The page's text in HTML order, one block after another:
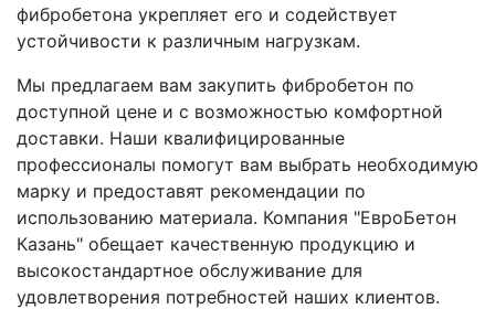
фибробетона укрепляет его и содействует
устойчивости к различным нагрузкам.
Мы предлагаем вам закупить фибробетон по
доступной цене и с возможностью комфортной
доставки. Наши квалифицированные
профессионалы помогут вам выбрать необходимую
марку и предоставят рекомендации по
использованию материала. Компания "ЕвроБетон
Казань" обещает качественную продукцию и
высокостандартное обслуживание для
удовлетворения потребностей наших клиентов.